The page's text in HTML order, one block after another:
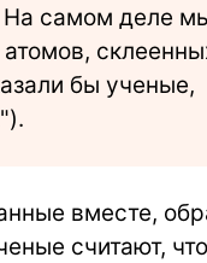
На самом деле
бы ученые,
вместе,
считают,